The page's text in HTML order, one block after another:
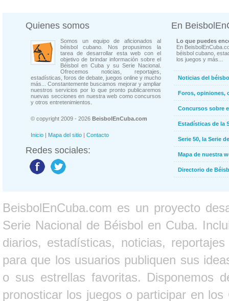
Quienes somos
Somos un equipo de aficionados al
béisbol cubano. Nos propusimos la
tarea de desarrollar esta web con el
objetivo de brindar información sobre el
Béisbol en Cuba y su Serie Nacional.
Ofrecemos noticias, reportajes,
estadísticas, foros de debate, juegos online y mucho
más... Constantemente buscamos mejorar y ampliar
nuestros servicios por lo que pronto publicaremos
nuevas secciones en nuestra web como concursos
y otros entretenimientos.
© copyright 2009 - 2026 BeisbolEnCuba.com
Inicio | Mapa del sitio | Contacto
Redes sociales:
En
Lo que puedes
En
béisbol cubano,
los juegos y más...
Noticias del
Foros, opiniones,
Concursos sobre
Estadísticas de la
Serie 50, la Serie
Mapa de nuestra
Directorio de
BeisbolEnCuba.com es un proyecto
Serie Nacional de Béisbol en Cuba.
diarios, estadísticas, noticias,
para que los usuarios publiquen sus
o sus estrellas favoritas. Disponemos
pronosticar los juegos o participar en